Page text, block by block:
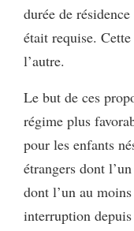
durée de
était requise.
l’autre.
Le but de ces
régime plus
pour les enfants
étrangers dont
dont l’un au
interruption